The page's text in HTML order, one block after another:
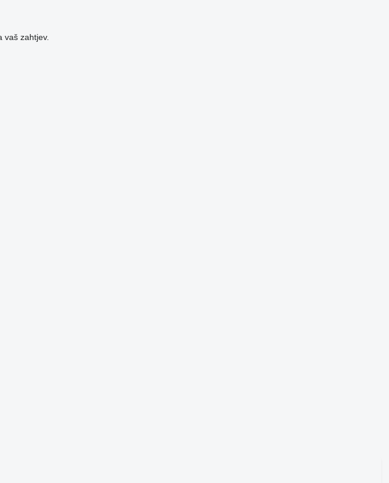
vaš zahtjev.